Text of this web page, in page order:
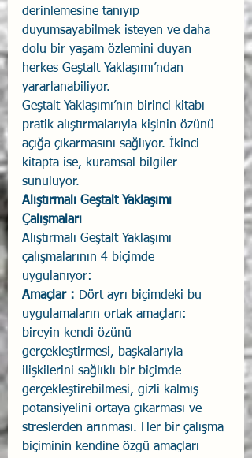
derinlemesine tanıyıp
duyumsayabilmek isteyen ve daha
dolu bir yaşam özlemini duyan
herkes Geştalt Yaklaşımı’ndan
yararlanabiliyor.
Geştalt Yaklaşımı’nın birinci kitabı
pratik alıştırmalarıyla kişinin özünü
açığa çıkarmasını sağlıyor. İkinci
kitapta ise, kuramsal bilgiler
sunuluyor.
Alıştırmalı Geştalt Yaklaşımı
Çalışmaları
Alıştırmalı Geştalt Yaklaşımı
çalışmalarının 4 biçimde
uygulanıyor:
Amaçlar : Dört ayrı biçimdeki bu
uygulamaların ortak amaçları:
bireyin kendi özünü
gerçekleştirmesi, başkalarıyla
ilişkilerini sağlıklı bir biçimde
gerçekleştirebilmesi, gizli kalmış
potansiyelini ortaya çıkarması ve
streslerden arınması. Her bir çalışma
biçiminin kendine özgü amaçları